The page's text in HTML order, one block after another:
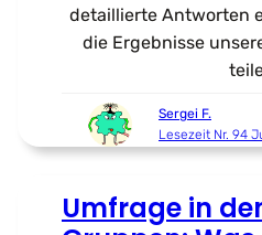
detaillierte Antworten
die Ergebnisse
Sergei F.
Lesezeit Nr. 94
Umfrage in